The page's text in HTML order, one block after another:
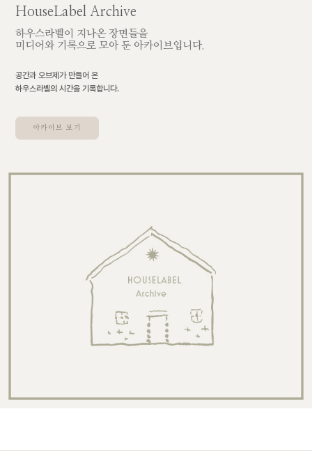
HouseLabel Archive
하우스라벨이 지나온 장면들을
미디어와 기록으로 모아 둔 아카이브입니다.
공간과 오브제가 만들어 온
하우스라벨의 시간을 기록합니다.
아카이브 보기